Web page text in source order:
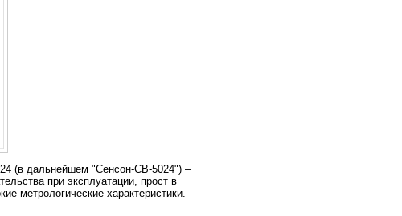
(в дальнейшем "Сенсон-СВ-5024") –
при эксплуатации, прост в
метрологические характеристики.